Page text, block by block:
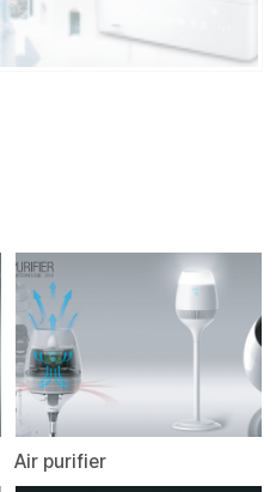
Air purifier